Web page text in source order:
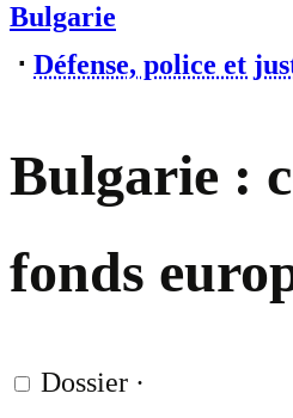
Bulgarie
⋅ Défense, police et
Bulgarie :
fonds
Dossier ·